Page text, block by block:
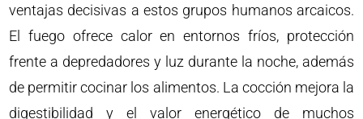
ventajas decisivas a estos grupos humanos arcaicos.
El fuego ofrece calor en entornos fríos, protección
frente a depredadores y luz durante la noche, además
de permitir cocinar los alimentos. La cocción mejora la
digestibilidad y el valor energético de muchos